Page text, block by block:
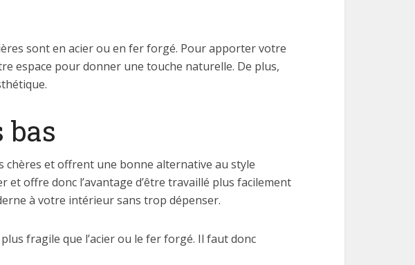
sont en acier ou en fer forgé. Pour apporter votre
espace pour donner une touche naturelle. De plus,
chères et offrent une bonne alternative au style
offre donc l’avantage d’être travaillé plus facilement
à votre intérieur sans trop dépenser.
fragile que l’acier ou le fer forgé. Il faut donc